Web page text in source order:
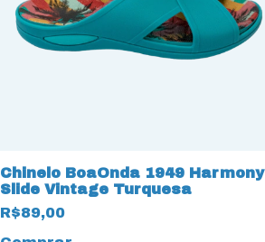
Chinelo BoaOnda 1949 Harmony
Slide Vintage Turquesa
R$89,00